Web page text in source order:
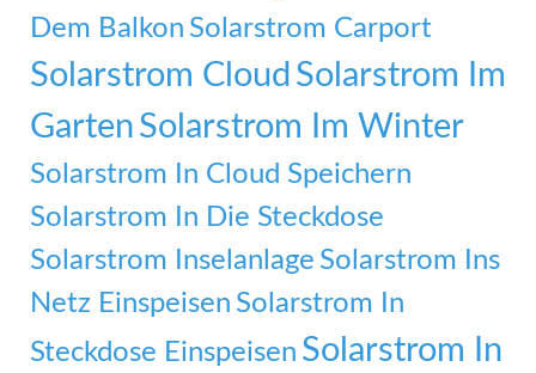
Dem Balkon Solarstrom Carport
Solarstrom Cloud Solarstrom Im
Garten Solarstrom Im Winter
Solarstrom In Cloud Speichern
Solarstrom In Die Steckdose
Solarstrom Inselanlage Solarstrom Ins
Netz Einspeisen Solarstrom In
Steckdose Einspeisen Solarstrom In